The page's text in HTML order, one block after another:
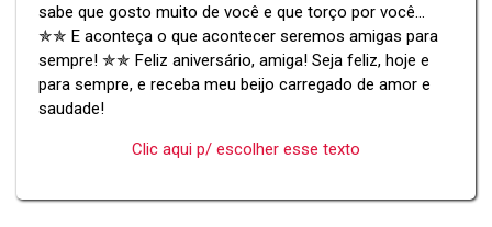
sabe que gosto muito de você e que torço por você...
✯✯ E aconteça o que acontecer seremos amigas para
sempre! ✯✯ Feliz aniversário, amiga! Seja feliz, hoje e
para sempre, e receba meu beijo carregado de amor e
saudade!
Clic aqui p/ escolher esse texto